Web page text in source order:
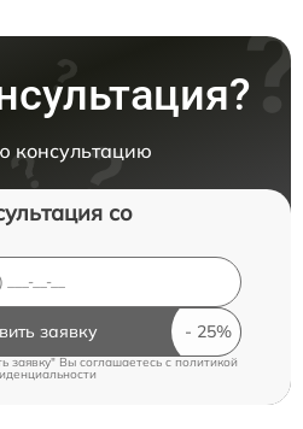
консультацию
со
заявку
заявку" Вы соглашаетесь cполитикой